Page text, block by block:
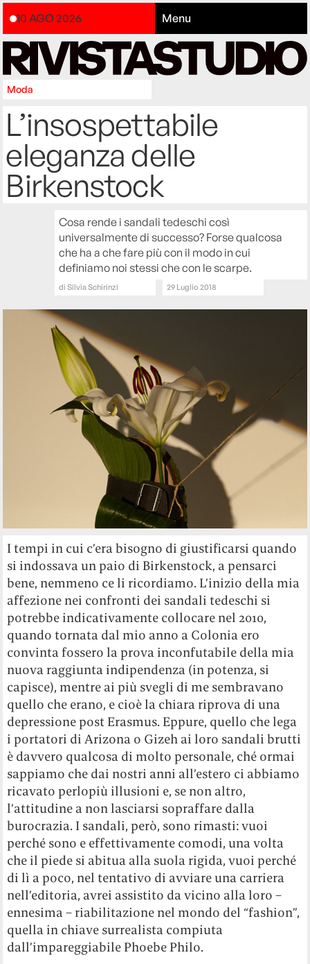
10 AGO 2026 Menu
Moda
L’insospettabile
eleganza delle
Birkenstock
Cosa rende i sandali tedeschi così
universalmente di successo? Forse qualcosa
che ha a che fare più con il modo in cui
definiamo noi stessi che con le scarpe.
diSilvia Schirinzi 29 Luglio 2018
I tempi in cui c’era bisogno di giustificarsi quando
si indossava un paio di Birkenstock, a pensarci
bene, nemmeno ce li ricordiamo. L’inizio della mia
affezione nei confronti dei sandali tedeschi si
potrebbe indicativamente collocare nel 2010,
quando tornata dal mio anno a Colonia ero
convinta fossero la prova inconfutabile della mia
nuova raggiunta indipendenza (in potenza, si
capisce), mentre ai più svegli di me sembravano
quello che erano, e cioè la chiara riprova di una
depressione post Erasmus. Eppure, quello che lega
i portatori di Arizona o Gizeh ai loro sandali brutti
è davvero qualcosa di molto personale, ché ormai
sappiamo che dai nostri anni all’estero ci abbiamo
ricavato perlopiù illusioni e, se non altro,
l’attitudine a non lasciarsi sopraffare dalla
burocrazia. I sandali, però, sono rimasti: vuoi
perché sono e effettivamente comodi, una volta
che il piede si abitua alla suola rigida, vuoi perché
di lì a poco, nel tentativo di avviare una carriera
nell’editoria, avrei assistito da vicino alla loro –
ennesima – riabilitazione nel mondo del “fashion”,
quella in chiave surrealista compiuta
dall’impareggiabile Phoebe Philo.